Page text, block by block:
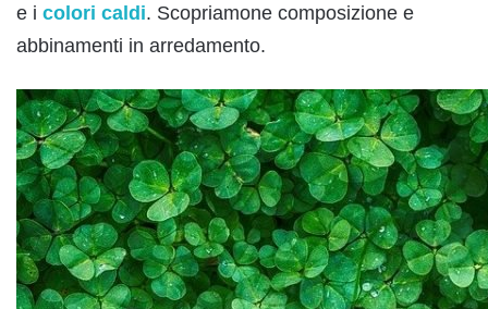
e i colori caldi. Scopriamone composizione e
abbinamenti in arredamento.